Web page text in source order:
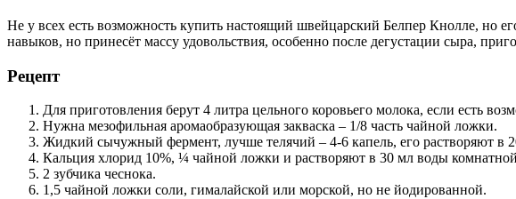
Не у всех есть возможность купить настоящий швейцарский Белпер Кнолле, но
навыков, но принесёт массу удовольствия, особенно после дегустации сыра,
Рецепт
Для приготовления берут 4 литра цельного коровьего молока, если есть
Нужна мезофильная аромаобразующая закваска – 1/8 часть чайной ложки.
Жидкий сычужный фермент, лучше телячий – 4-6 капель, его растворяют в
Кальция хлорид 10%, ¼ чайной ложки и растворяют в 30 мл воды
2 зубчика чеснока.
1,5 чайной ложки соли, гималайской или морской, но не йодированной.